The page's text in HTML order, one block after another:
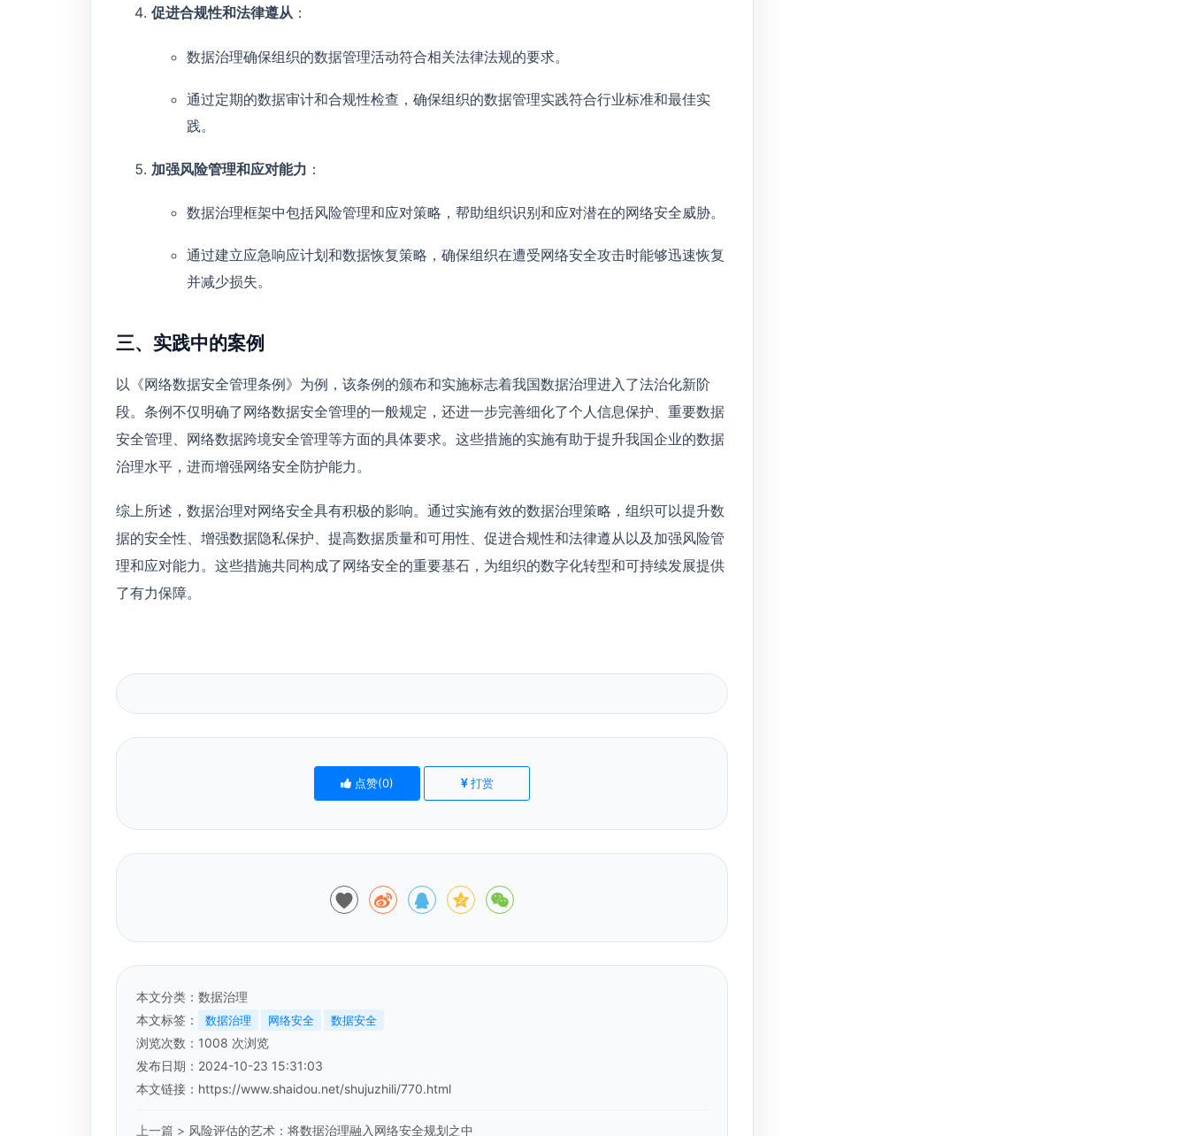
促进合规性和法律遵从 ：
数据治理确保组织的数据管理活动符合相关法律法规的要求。
通过定期的数据审计和合规性检查，确保组织的数据管理实践符合行业标准和最佳实
践。
加强风险管理和应对能力 ：
数据治理框架中包括风险管理和应对策略，帮助组织识别和应对潜在的网络安全威胁。
通过建立应急响应计划和数据恢复策略，确保组织在遭受网络安全攻击时能够迅速恢复
并减少损失。
三、实践中的案例
以《网络数据安全管理条例》为例，该条例的颁布和实施标志着我国数据治理进入了法治化新阶
段。条例不仅明确了网络数据安全管理的一般规定，还进一步完善细化了个人信息保护、重要数据
安全管理、网络数据跨境安全管理等方面的具体要求。这些措施的实施有助于提升我国企业的数据
治理水平，进而增强网络安全防护能力。
综上所述，数据治理对网络安全具有积极的影响。通过实施有效的数据治理策略，组织可以提升数
据的安全性、增强数据隐私保护、提高数据质量和可用性、促进合规性和法律遵从以及加强风险管
理和应对能力。这些措施共同构成了网络安全的重要基石，为组织的数字化转型和可持续发展提供
了有力保障。
点赞(0) 打赏
本文分类： 数据治理
本文标签：
数据治理 网络安全 数据安全
浏览次数： 1008 次浏览
发布日期：2024-10-23 15:31:03
本文链接： https://www.shaidou.net/shujuzhili/770.html
上一篇 > 风险评估的艺术：将数据治理融入网络安全规划之中